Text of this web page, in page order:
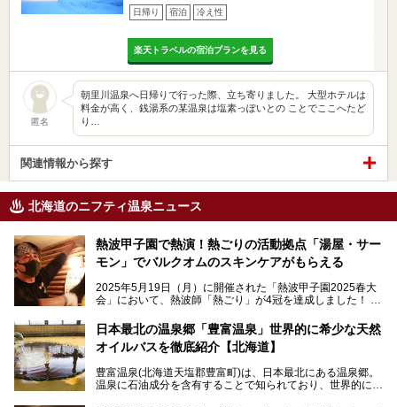
日帰り 宿泊 冷え性
楽天トラベルの宿泊プランを見る
匿名
朝里川温泉へ日帰りで行った際、立ち寄りました。 大型ホテルは
料金が高く、銭湯系の某温泉は塩素っぽいとの ことでここへたど
り…
関連情報から探す
北海道のニフティ温泉ニュース
熱波甲子園で熱演！熱ごりの活動拠点「湯屋・サー
モン」でバルクオムのスキンケアがもらえる
2025年5月19日（月）に開催された「熱波甲子園2025春大
会」において、熱波師「熱ごり」が4冠を達成しました！
動拠点である北海道の銭湯「湯屋・サーモン」にて、メンズ
スキンケアブランド バルクオムの「ONE DAY KIT」を数量
限定でプレゼントいたします。
で、ぜひお試しください。※6月13日配布開始、なくなり次
第終了
日本最北の温泉郷「豊富温泉」世界的に希少な天然
オイルバスを徹底紹介【北海道】
豊富温泉(北海道天塩郡豊富町)は、日本最北にある温泉郷。
温泉に石油成分を含有することで知られており、世界的にも